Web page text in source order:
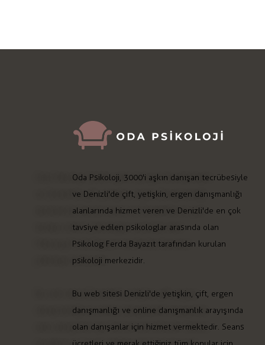
Oda Psikoloji, 3000'i aşkın danışan tecrübesiyle
ve Denizli'de çift, yetişkin, ergen danışmanlığı
alanlarında hizmet veren ve Denizli'de en çok
tavsiye edilen psikologlar arasında olan
Psikolog Ferda Bayazıt tarafından kurulan
psikoloji merkezidir.
Bu web sitesi Denizli'de yetişkin, çift, ergen
danışmanlığı ve online danışmanlık arayışında
olan danışanlar için hizmet vermektedir. Seans